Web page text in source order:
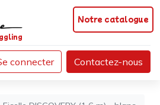
Notre catalogue
connecter Contactez-nous